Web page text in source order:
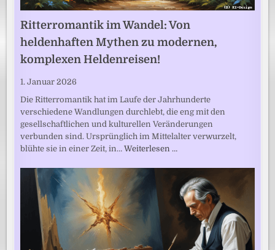
Ritterromantik im Wandel: Von
heldenhaften Mythen zu modernen,
komplexen Heldenreisen!
1. Januar 2026
Die Ritterromantik hat im Laufe der Jahrhunderte
verschiedene Wandlungen durchlebt, die eng mit den
gesellschaftlichen und kulturellen Veränderungen
verbunden sind. Ursprünglich im Mittelalter verwurzelt,
blühte sie in einer Zeit, in…Weiterlesen …